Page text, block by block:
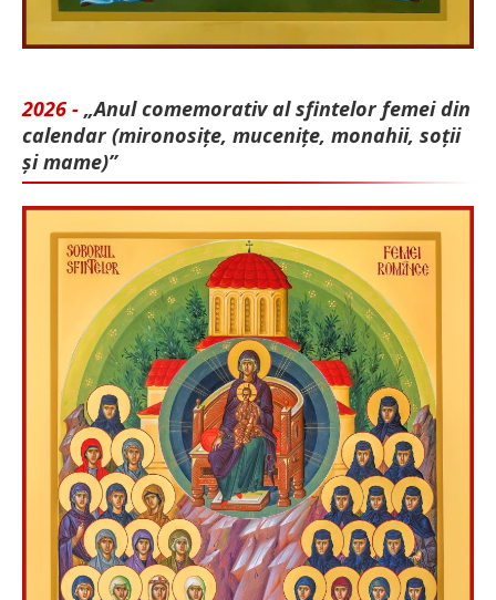
2026 - „Anul comemorativ al sfintelor femei din
calendar (mironosițe, mu­cenițe, monahii, soții
și mame)”